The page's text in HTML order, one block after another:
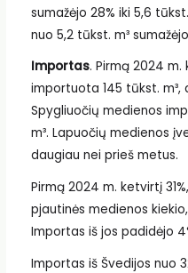
sumažėjo 28% iki 5,6
nuo 5,2 tūkst. m³
Importas. Pirmą 2024
importuota 145 tūkst. m³,
Spygliuočių medienos
m³. Lapuočių medienos
daugiau nei prieš metus.
Pirmą 2024 m. ketvirtį
pjautinės medienos
Importas iš jos padidėjo
Importas iš Švedijos nuo